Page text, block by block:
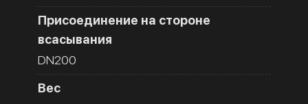
Присоединение на стороне
всасывания
DN200
Вес